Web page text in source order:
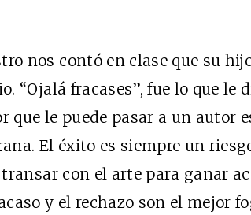
nos contó en clase que su
“Ojalá fracases”, fue lo que le
que le puede pasar a un autor
El éxito es siempre un
con el arte para ganar
y el rechazo son el mejor